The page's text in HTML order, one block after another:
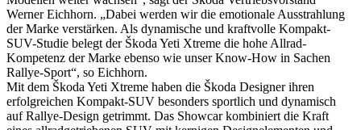
Werner Eichhorn. „Dabei werden wir die emotionale Ausstrahlung
der Marke verstärken. Als dynamische und kraftvolle Kompakt-
SUV-Studie belegt der Škoda Yeti Xtreme die hohe Allrad-
Kompetenz der Marke ebenso wie unser Know-How in Sachen
Rallye-Sport“, so Eichhorn.
Mit dem Škoda Yeti Xtreme haben die Škoda Designer ihren
erfolgreichen Kompakt-SUV besonders sportlich und dynamisch
auf Rallye-Design getrimmt. Das Showcar kombiniert die Kraft